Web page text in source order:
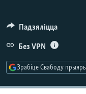
КАЛЯНДАР
НА ХВАЛЯХ СВАБОДЫ
Падзяліцца
Без VPN
Зрабіце Свабоду